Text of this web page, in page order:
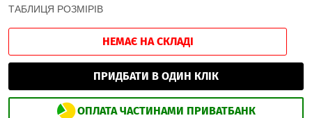
ТАБЛИЦЯ РОЗМІРІВ
НЕМАЄ НА СКЛАДІ
ПРИДБАТИ В ОДИН КЛІК
ОПЛАТА ЧАСТИНАМИ ПРИВАТБАНК